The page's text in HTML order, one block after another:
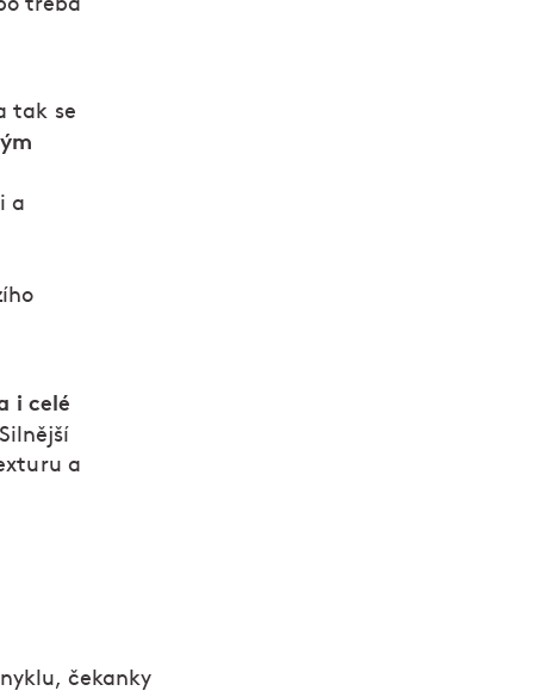
třeba
tak se
a
i celé
a
čekanky